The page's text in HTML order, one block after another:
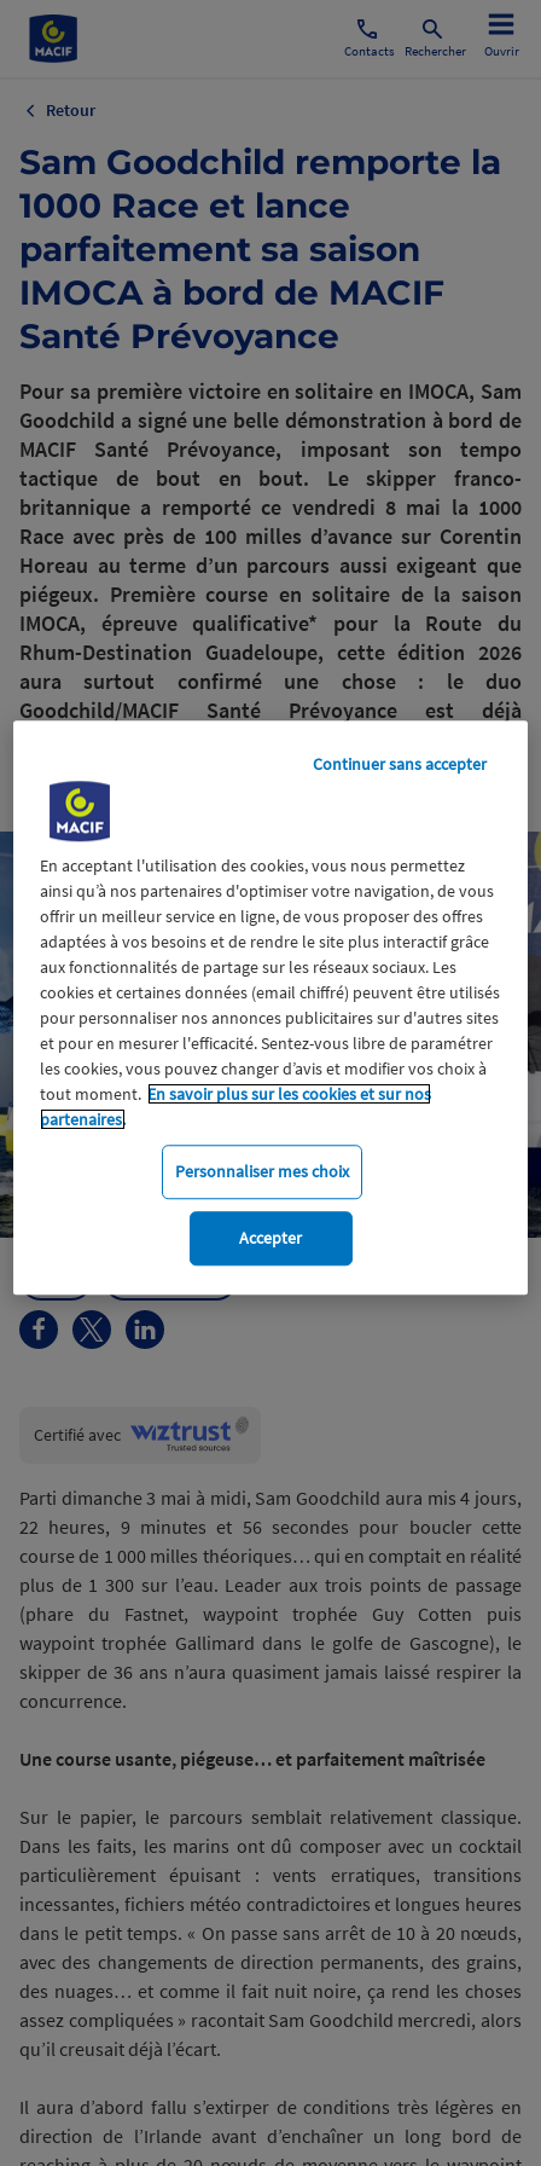
Contacts Rechercher Ouvrir
Retour
Sam Goodchild remporte la
1000 Race et lance
parfaitement sa saison
IMOCA à bord de MACIF
Santé Prévoyance
Pour sa première victoire en solitaire en IMOCA, Sam
Goodchild a signé une belle démonstration à bord de
MACIF Santé Prévoyance, imposant son tempo
tactique de bout en bout. Le skipper franco-
britannique a remporté ce vendredi 8 mai la 1000
Race avec près de 100 milles d’avance sur Corentin
Horeau au terme d’un parcours aussi exigeant que
piégeux. Première course en solitaire de la saison
IMOCA, épreuve qualificative* pour la Route du
Rhum-Destination Guadeloupe, cette édition 2026
aura surtout confirmé une chose : le duo
Goodchild/MACIF Santé Prévoyance est déjà
12 mai 2026
Certifié avecWiztrust
trusted
Parti dimanche 3 mai à midi, Sam Goodchild aura mis 4 jours,
22 heures, 9 minutes et 56 secondes pour boucler cette
course de 1 000 milles théoriques… qui en comptait en réalité
plus de 1 300 sur l’eau. Leader aux trois points de passage
(phare du Fastnet, waypoint trophée Guy Cotten puis
waypoint trophée Gallimard dans le golfe de Gascogne), le
skipper de 36 ans n’aura quasiment jamais laissé respirer la
concurrence.
Une course usante, piégeuse… et parfaitement maîtrisée
Sur le papier, le parcours semblait relativement classique.
Dans les faits, les marins ont dû composer avec un cocktail
particulièrement épuisant : vents erratiques, transitions
incessantes, fichiers météo contradictoires et longues heures
dans le petit temps. « On passe sans arrêt de 10 à 20 nœuds,
avec des changements de direction permanents, des grains,
des nuages… et comme il fait nuit noire, ça rend les choses
assez compliquées » racontait Sam Goodchild mercredi, alors
qu’il creusait déjà l’écart.
Il aura d’abord fallu s’extirper de conditions très légères en
direction de l’Irlande avant d’enchaîner un long bord de
En acceptant l'utilisation des cookies, vous nous permettez
ainsi qu’à nos partenaires d'optimiser votre navigation, de vous
offrir un meilleur service en ligne, de vous proposer des offres
adaptées à vos besoins et de rendre le site plus interactif grâce
aux fonctionnalités de partage sur les réseaux sociaux. Les
cookies et certaines données (email chiffré) peuvent être utilisés
pour personnaliser nos annonces publicitaires sur d'autres sites
et pour en mesurer l'efficacité. Sentez-vous libre de paramétrer
les cookies, vous pouvez changer d’avis et modifier vos choix à
tout moment. En savoir plus sur les cookies et sur nos
partenaires.
Personnaliser mes choix
Continuer sans accepter
Accepter